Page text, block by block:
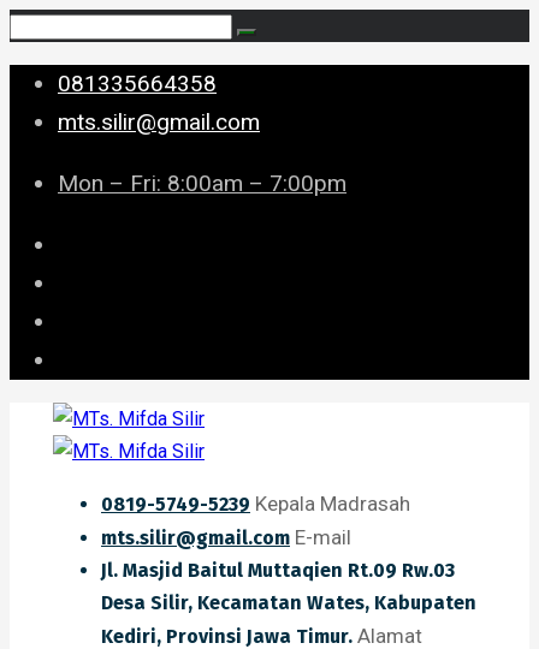
081335664358
mts.silir@gmail.com
Mon – Fri: 8:00am – 7:00pm
0819-5749-5239 Kepala Madrasah
mts.silir@gmail.com E-mail
Jl. Masjid Baitul Muttaqien Rt.09 Rw.03
Desa Silir, Kecamatan Wates, Kabupaten
Kediri, Provinsi Jawa Timur. Alamat